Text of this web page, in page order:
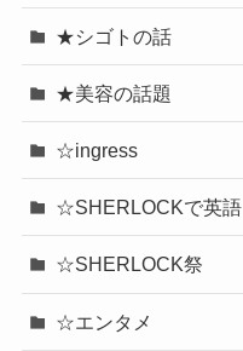
★シゴトの話
★美容の話題
☆ingress
☆SHERLOCKで英語
☆SHERLOCK祭
☆エンタメ